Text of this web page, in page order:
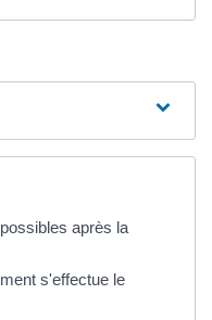
après la
s'effectue le